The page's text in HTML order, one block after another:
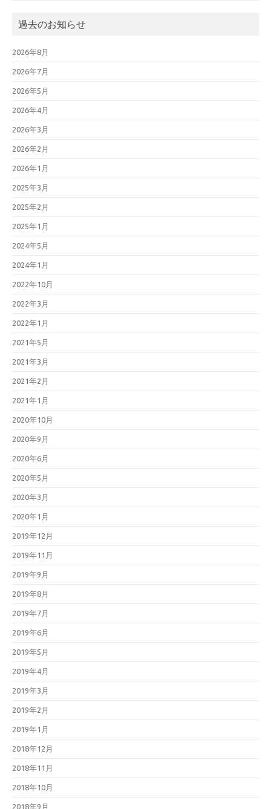
過去のお知らせ
2026年8月
2026年7月
2026年5月
2026年4月
2026年3月
2026年2月
2026年1月
2025年3月
2025年2月
2025年1月
2024年5月
2024年1月
2022年10月
2022年3月
2022年1月
2021年5月
2021年3月
2021年2月
2021年1月
2020年10月
2020年9月
2020年6月
2020年5月
2020年3月
2020年1月
2019年12月
2019年11月
2019年9月
2019年8月
2019年7月
2019年6月
2019年5月
2019年4月
2019年3月
2019年2月
2019年1月
2018年12月
2018年11月
2018年10月
2018年9月